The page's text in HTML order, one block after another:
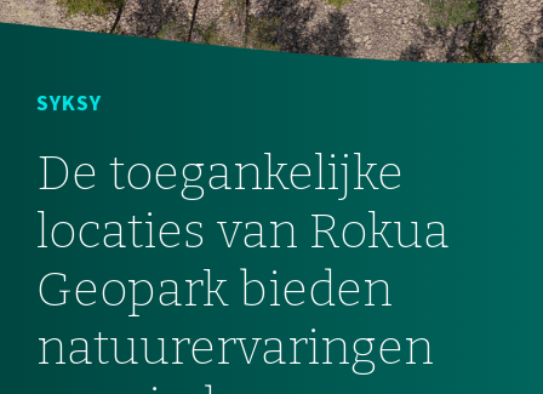
SYKSY
De toegankelijke
locaties van Rokua
Geopark bieden
natuurervaringen